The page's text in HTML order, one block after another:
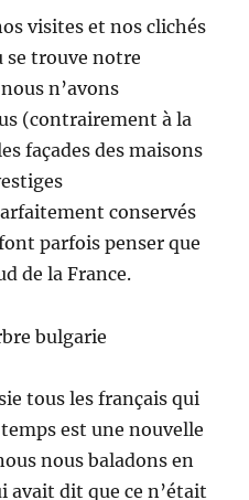
visites et nos clichés
se trouve notre
n’avons
(contrairement à la
façades des maisons
conservés
parfois penser que
de la France.
tous les français qui
est une nouvelle
nous baladons en
avait dit que ce n’était